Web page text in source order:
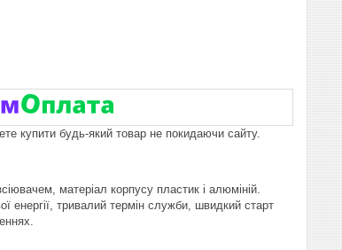
купити будь-який товар не покидаючи сайту.
матеріал корпусу пластик і алюміній.
енергії, тривалий термін служби, швидкий старт